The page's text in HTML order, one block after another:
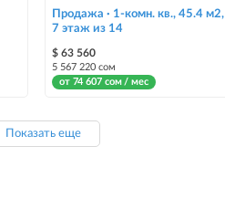
Продажа · 1-комн. кв., 45.4 м2,
7 этаж из 14
$ 63 560
5 567 220 сом
от 74 607 сом / мес
Показать еще